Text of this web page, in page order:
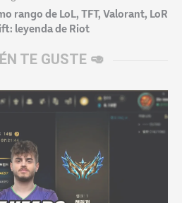
rango de LoL, TFT, Valorant, LoR
leyenda de Riot
TE GUSTE 🥑